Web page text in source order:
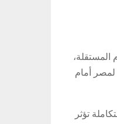
المستقلة،
لمصر أمام
تؤثر